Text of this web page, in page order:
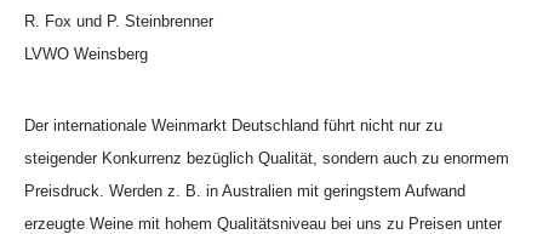
R. Fox und P. Steinbrenner
LVWO Weinsberg
Der internationale Weinmarkt Deutschland führt nicht nur zu
steigender Konkurrenz bezüglich Qualität, sondern auch zu enormem
Preisdruck. Werden z. B. in Australien mit geringstem Aufwand
erzeugte Weine mit hohem Qualitätsniveau bei uns zu Preisen unter